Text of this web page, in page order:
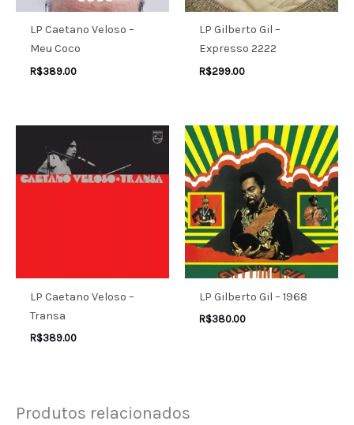
LP Caetano Veloso –
Meu Coco
R$389.00
LP Gilberto Gil –
Expresso 2222
R$299.00
LP Caetano Veloso –
Transa
R$389.00
LP Gilberto Gil – 1968
R$380.00
Produtos relacionados